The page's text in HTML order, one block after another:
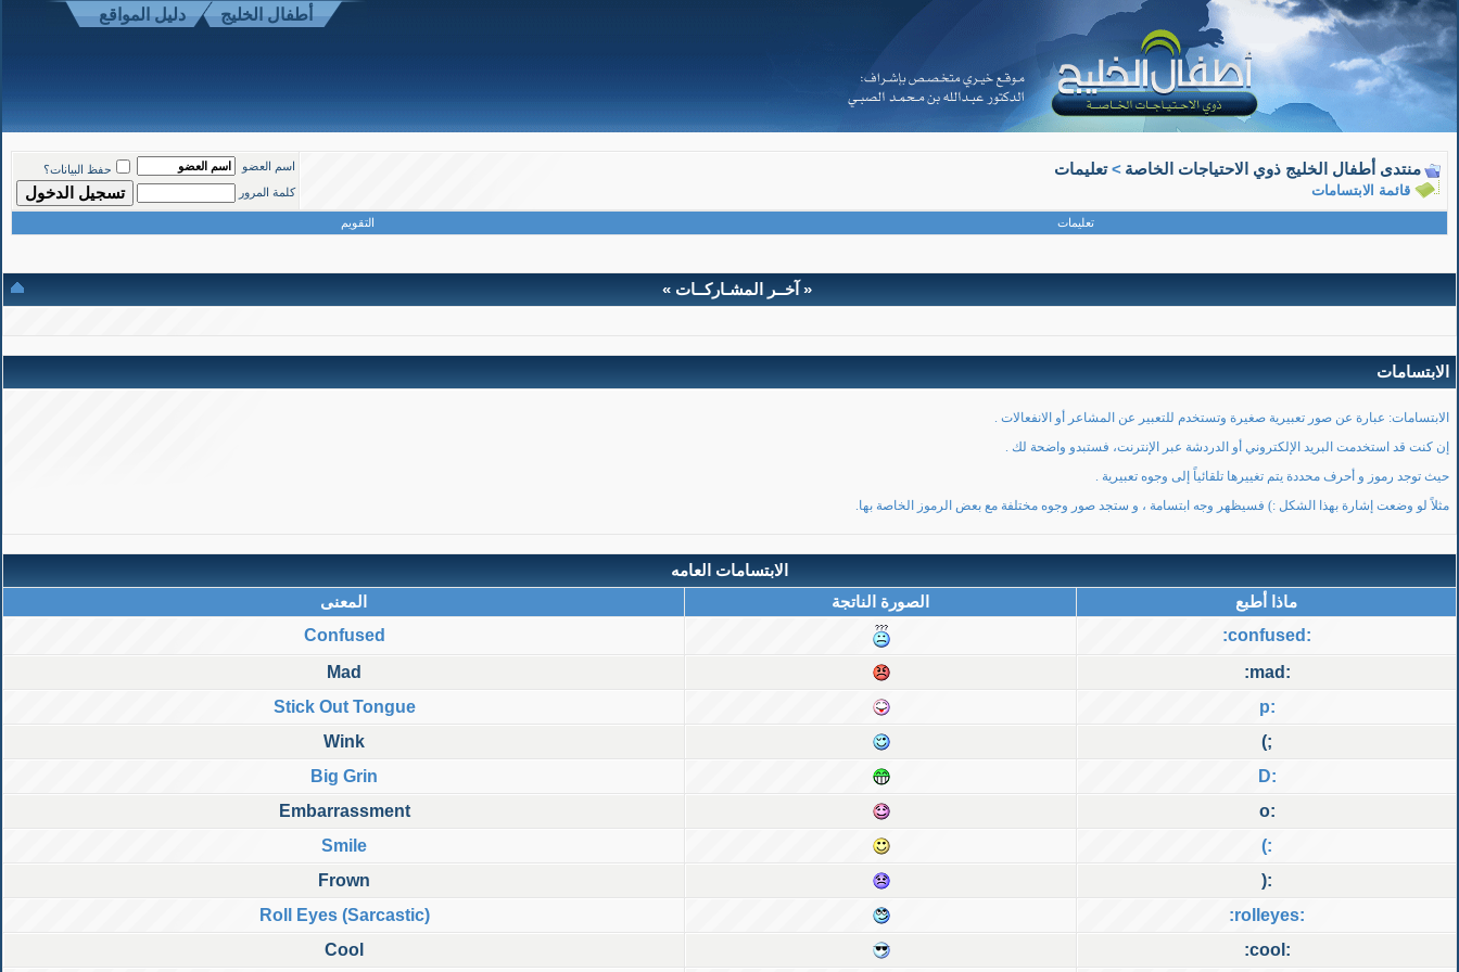
أطفال الخليج دليل المواقع
منتدى أطفال الخليج ذوي الاحتياجات الخاصة >تعليمات
قائمة الابتسامات
اسم العضو
حفظ البيانات؟
كلمة المرور
تعليمات التقويم
« آخــر المشـاركــات »
الابتسامات
الابتسامات: عبارة عن صور تعبيرية صغيرة وتستخدم للتعبير عن المشاعر أو الانفعالات .
إن كنت قد استخدمت البريد الإلكتروني أو الدردشة عبر الإنترنت، فستبدو واضحة لك .
حيث توجد رموز و أحرف محددة يتم تغييرها تلقائياً إلى وجوه تعبيرية .
مثلاً لو وضعت إشارة بهذا الشكل :) فسيظهر وجه ابتسامة ، و ستجد صور وجوه مختلفة مع بعض الرموز الخاصة بها.
الابتسامات العامه
ماذا أطبع
الصورة الناتجة
المعنى
:confused:
Confused
:mad:
Mad
:p
Stick Out Tongue
;)
Wink
:D
Big Grin
:o
Embarrassment
:)
Smile
:(
Frown
:rolleyes:
Roll Eyes (Sarcastic)
:cool:
Cool